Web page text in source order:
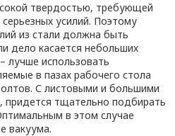
твердостью, требующей
усилий. Поэтому
из стали должна быть
дело касается небольших
лучше использовать
в пазах рабочего стола
С листовыми и большими
придется тщательно подбирать
в этом случае
вакуума.